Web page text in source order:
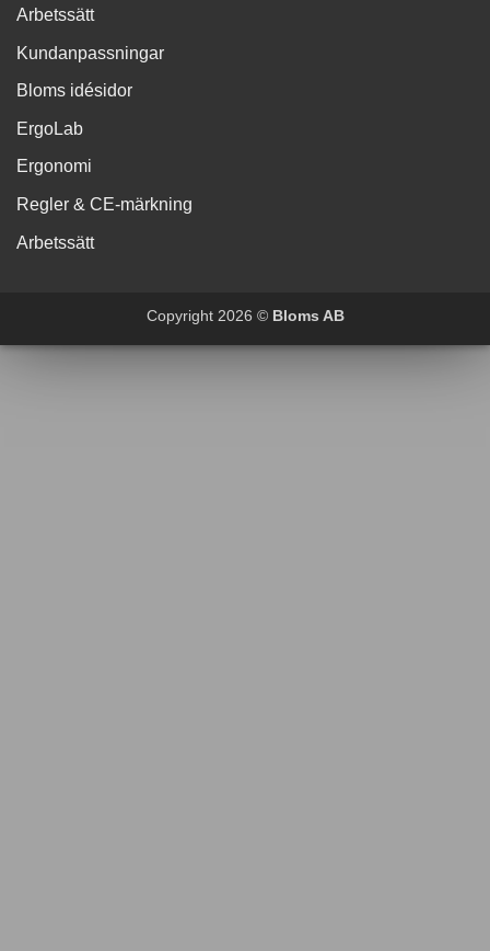
Arbetssätt
Kundanpassningar
Bloms idésidor
ErgoLab
Ergonomi
Regler & CE-märkning
Arbetssätt
Copyright 2026 © Bloms AB